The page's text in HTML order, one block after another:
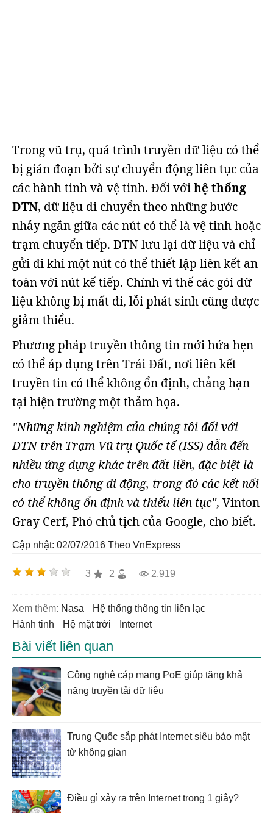
Trong vũ trụ, quá trình truyền dữ liệu có thể
bị gián đoạn bởi sự chuyển động liên tục của
các hành tinh và vệ tinh. Đối vớihệ thống
DTN, dữ liệu di chuyển theo những bước
nhảy ngắn giữa các nút có thể là vệ tinh hoặc
trạm chuyển tiếp. DTN lưu lại dữ liệu và chỉ
gửi đi khi một nút có thể thiết lập liên kết an
toàn với nút kế tiếp. Chính vì thế các gói dữ
liệu không bị mất đi, lỗi phát sinh cũng được
giảm thiểu.
Phương pháp truyền thông tin mới hứa hẹn
có thể áp dụng trên Trái Đất, nơi liên kết
truyền tin có thể không ổn định, chẳng hạn
tại hiện trường một thảm họa.
"Những kinh nghiệm của chúng tôi đối với
DTN trên Trạm Vũ trụ Quốc tế (ISS) dẫn đến
nhiều ứng dụng khác trên đất liền, đặc biệt là
cho truyền thông di động, trong đó các kết nối
có thể không ổn định và thiếu liên tục", Vinton
Gray Cerf, Phó chủ tịch của Google, cho biết.
Cập nhật: 02/07/2016 Theo VnExpress
3 2 2.919
Xem thêm: nasa
hệ thống thông tin liên lạc
hành tinh
hệ mặt trời internet
Bài viết liên quan
Công nghệ cáp mạng PoE giúp tăng khả
năng truyền tải dữ liệu
Trung Quốc sắp phát Internet siêu bảo mật
từ không gian
Điều gì xảy ra trên Internet trong 1 giây?